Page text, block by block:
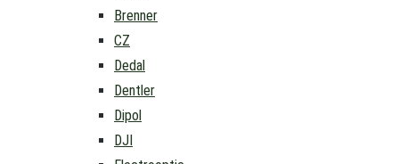
Brenner
CZ
Dedal
Dentler
Dipol
DJI